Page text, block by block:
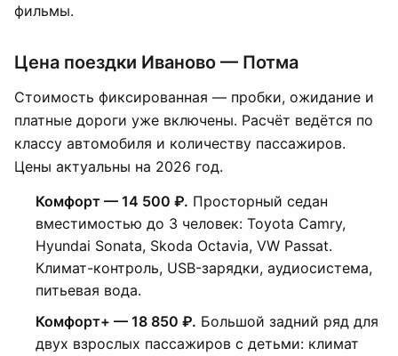
фильмы.
Цена поездки Иваново — Потма
Стоимость фиксированная — пробки, ожидание и
платные дороги уже включены. Расчёт ведётся по
классу автомобиля и количеству пассажиров.
Цены актуальны на 2026 год.
Комфорт — 14 500 ₽. Просторный седан
вместимостью до 3 человек: Toyota Camry,
Hyundai Sonata, Skoda Octavia, VW Passat.
Климат-контроль, USB-зарядки, аудиосистема,
питьевая вода.
Комфорт+ — 18 850 ₽. Большой задний ряд для
двух взрослых пассажиров с детьми: климат